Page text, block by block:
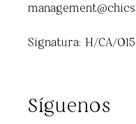
Signatura: H/CA/
Síguenos